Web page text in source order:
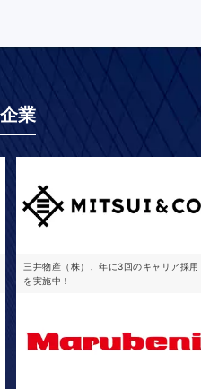
業
三井物産（株）、年に3回のキャリア採用
を実施中！